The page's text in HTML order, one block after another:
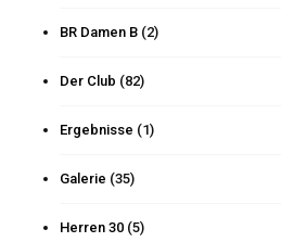
BR Damen B (2)
Der Club (82)
Ergebnisse (1)
Galerie (35)
Herren 30 (5)